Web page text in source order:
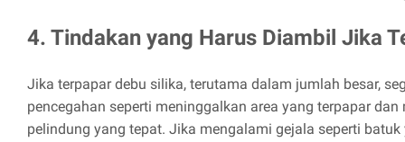
4. Tindakan yang Harus Diambil Jika
Jika terpapar debu silika, terutama dalam jumlah besar,
pencegahan seperti meninggalkan area yang terpapar
pelindung yang tepat. Jika mengalami gejala seperti